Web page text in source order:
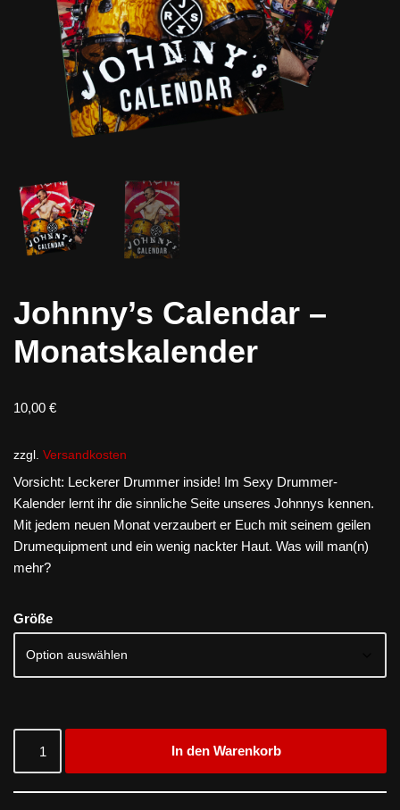
Johnny’s Calendar –
Monatskalender
10,00 €
zzgl. Versandkosten
Vorsicht: Leckerer Drummer inside! Im Sexy Drummer-
Kalender lernt ihr die sinnliche Seite unseres Johnnys kennen.
Mit jedem neuen Monat verzaubert er Euch mit seinem geilen
Drumequipment und ein wenig nackter Haut. Was will man(n)
mehr?
Größe
In den Warenkorb